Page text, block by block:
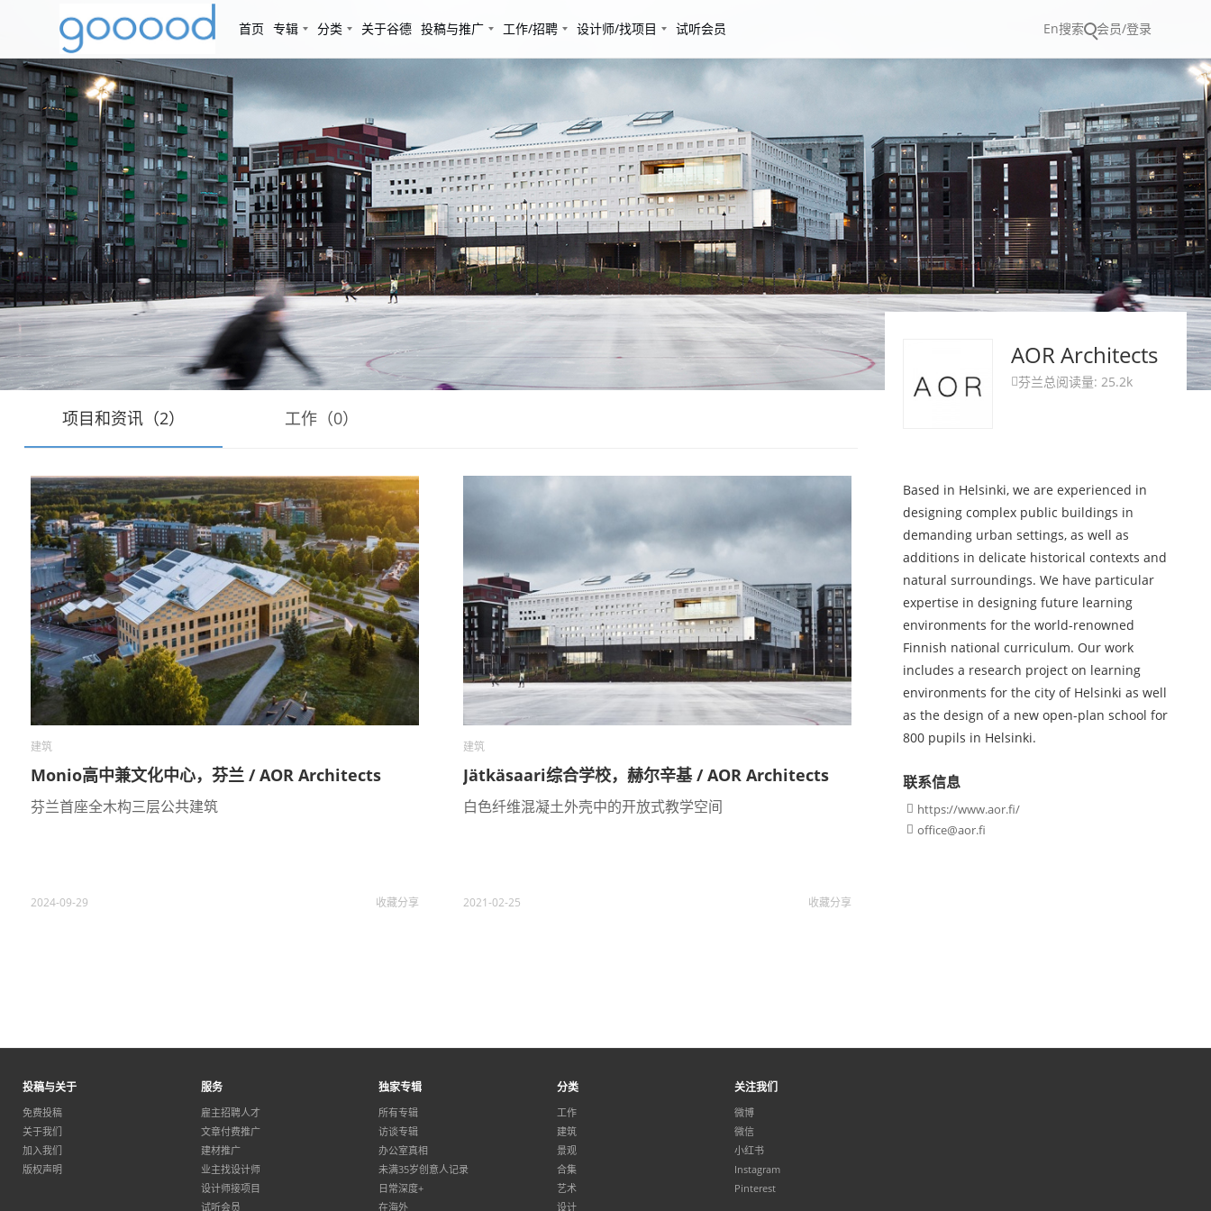
首页 专辑 分类 关于谷德 投稿与推广 工作/招聘 设计师/找项目 试听会员 En搜索 会员/登录
项目和资讯（2） 工作（0）
建筑
Monio高中兼文化中心，芬兰 / AOR Architects
芬兰首座全木构三层公共建筑
2024-09-29 收藏分享
建筑
Jätkäsaari综合学校，赫尔辛基 / AOR Architects
白色纤维混凝土外壳中的开放式教学空间
2021-02-25 收藏分享
AOR Architects
 芬兰总阅读量: 25.2k
Based in Helsinki, we are experienced in
designing complex public buildings in
demanding urban settings, as well as
additions in delicate historical contexts and
natural surroundings. We have particular
expertise in designing future learning
environments for the world-renowned
Finnish national curriculum. Our work
includes a research project on learning
environments for the city of Helsinki as well
as the design of a new open-plan school for
800 pupils in Helsinki.
联系信息
 https://www.aor.fi/
 office@aor.fi
投稿与关于
免费投稿
关于我们
加入我们
版权声明
服务
雇主招聘人才
文章付费推广
建材推广
业主找设计师
设计师接项目
试听会员
独家专辑
所有专辑
访谈专辑
办公室真相
未满35岁创意人记录
日常深度+
在海外
分类
工作
建筑
景观
合集
艺术
设计
关注我们
微博
微信
小红书
Instagram
Pinterest